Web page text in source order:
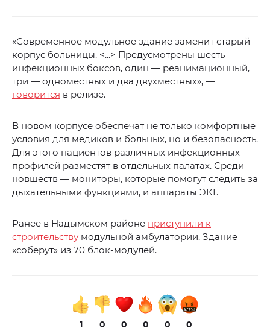
«Современное модульное здание заменит старый
корпус больницы. <...> Предусмотрены шесть
инфекционных боксов, один — реанимационный,
три — одноместных и два двухместных», —
говорится в релизе.
В новом корпусе обеспечат не только комфортные
условия для медиков и больных, но и безопасность.
Для этого пациентов различных инфекционных
профилей разместят в отдельных палатах. Среди
новшеств — мониторы, которые помогут следить за
дыхательными функциями, и аппараты ЭКГ.
Ранее в Надымском районе приступили к
строительству модульной амбулатории. Здание
«соберут» из 70 блок-модулей.
1 0 0 0 0 0